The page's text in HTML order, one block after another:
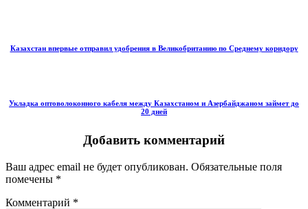
Казахстан впервые отправил удобрения в Великобританию по Среднему коридору
Укладка оптоволоконного кабеля между Казахстаном и Азербайджаном займет до
20 дней
Добавить комментарий
Ваш адрес email не будет опубликован. Обязательные поля
помечены *
Комментарий *